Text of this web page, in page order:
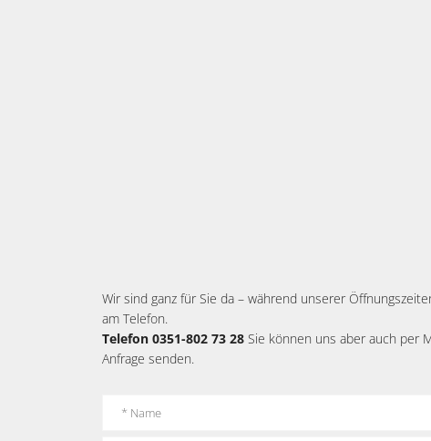
Wir sind ganz für Sie da – während unserer
am Telefon.
Telefon 0351-802 73 28 Sie können uns aber auch per
Anfrage senden.